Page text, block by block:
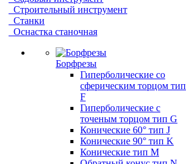
Строительный инструмент
Станки
Оснастка станочная
Борфрезы
Гиперболические cо
сферическим торцом тип
F
Гиперболические с
точеным торцом тип G
Конические 60° тип J
Конические 90° тип K
Конические тип M